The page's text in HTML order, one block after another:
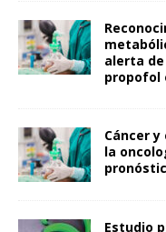
alerta
propofol
Cáncer
la
Estudio